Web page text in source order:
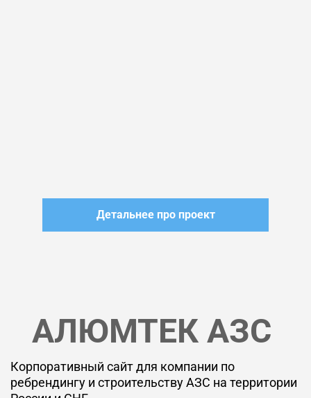
Детальнее про проект
АЛЮМТЕК АЗС
Корпоративный сайт для компании по
ребрендингу и строительству АЗС на территории